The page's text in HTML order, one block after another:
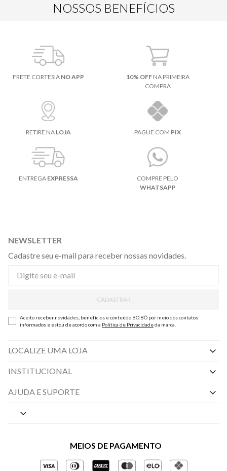
NOSSOS BENEFÍCIOS
FRETE CORTESIA NO APP 10% OFFNA PRIMEIRA
COMPRA
RETIRE NA LOJA PAGUE COM PIX
ENTREGA EXPRESSA
COMPRE PELO
WHATSAPP
NEWSLETTER
Cadastre seu e-mail para receber nossas novidades.
CADASTRAR
Aceito receber novidades, benefícios e conteúdo BO.BÔ por meio dos contatos
informados e estou de acordo com a Política de Privacidadeda marca.
LOCALIZE UMA LOJA
INSTITUCIONAL
Nossas Lojas
Políticas de Privacidade
Gestão de Privacidade
AJUDA E SUPORTE
Central de Preferências
Perguntas frequentes
Regulamentos e Promoções
MEIOS DE PAGAMENTO